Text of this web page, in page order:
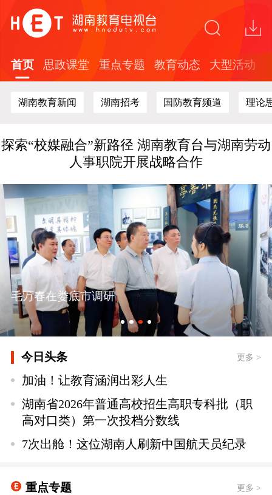
首页 思政课堂 重点专题 教育动态 大型活动
湖南教育新闻 湖南招考 国防教育频道 理论
省广电局赴节目制作现场开展安全生产专项检
查
关于在全省中小学开展红色文化知识答题活动
“这礼是长沙”2026年度文创精品培育计划面向
探索“校媒融合”新路径 湖南教育台与湖南劳动
人事职院开展战略合作
新时代教育媒体高质量发展新路径
省广电局赴节目制作现场开展安全生产专项检
查
关于在全省中小学开展红色文化知识答题活动
的通知
毛万春在娄底市调研
今日头条 更多 >
加油！让教育涵润出彩人生
湖南省2026年普通高校招生高职专科批（职
高对口类）第一次投档分数线
7次出舱！这位湖南人刷新中国航天员纪录
重点专题 更多 >